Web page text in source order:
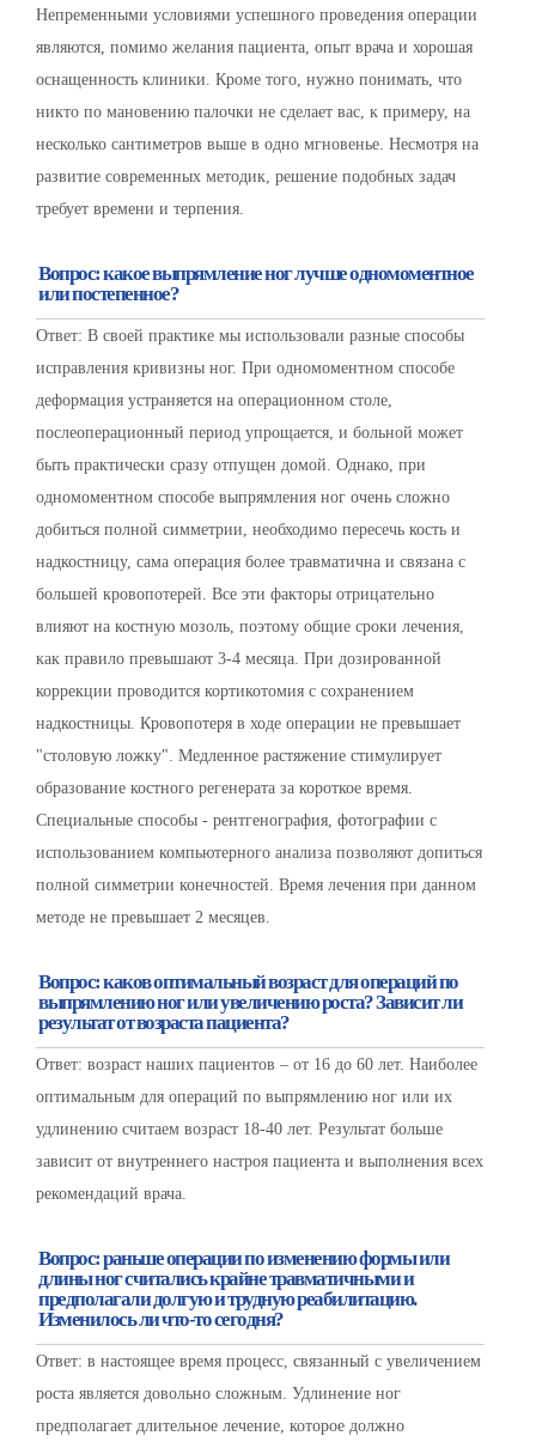
Непременными условиями успешного проведения операции
являются, помимо желания пациента, опыт врача и хорошая
оснащенность клиники. Кроме того, нужно понимать, что
никто по мановению палочки не сделает вас, к примеру, на
несколько сантиметров выше в одно мгновенье. Несмотря на
развитие современных методик, решение подобных задач
требует времени и терпения.
Вопрос: какое выпрямление ног лучше одномоментное
или постепенное?
Ответ: В своей практике мы использовали разные способы
исправления кривизны ног. При одномоментном способе
деформация устраняется на операционном столе,
послеоперационный период упрощается, и больной может
быть практически сразу отпущен домой. Однако, при
одномоментном способе выпрямления ног очень сложно
добиться полной симметрии, необходимо пересечь кость и
надкостницу, сама операция более травматична и связана с
большей кровопотерей. Все эти факторы отрицательно
влияют на костную мозоль, поэтому общие сроки лечения,
как правило превышают 3-4 месяца. При дозированной
коррекции проводится кортикотомия с сохранением
надкостницы. Кровопотеря в ходе операции не превышает
"столовую ложку". Медленное растяжение стимулирует
образование костного регенерата за короткое время.
Специальные способы - рентгенография, фотографии с
использованием компьютерного анализа позволяют допиться
полной симметрии конечностей. Время лечения при данном
методе не превышает 2 месяцев.
Вопрос: каков оптимальный возраст для операций по
выпрямлению ног или увеличению роста? Зависит ли
результат от возраста пациента?
Ответ: возраст наших пациентов – от 16 до 60 лет. Наиболее
оптимальным для операций по выпрямлению ног или их
удлинению считаем возраст 18-40 лет. Результат больше
зависит от внутреннего настроя пациента и выполнения всех
рекомендаций врача.
Вопрос: раньше операции по изменению формы или
длины ног считались крайне травматичными и
предполагали долгую и трудную реабилитацию.
Изменилось ли что-то сегодня?
Ответ: в настоящее время процесс, связанный с увеличением
роста является довольно сложным. Удлинение ног
предполагает длительное лечение, которое должно